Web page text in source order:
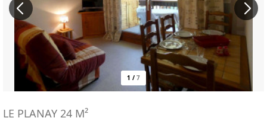
1 / 7
LE PLANAY 24 M²